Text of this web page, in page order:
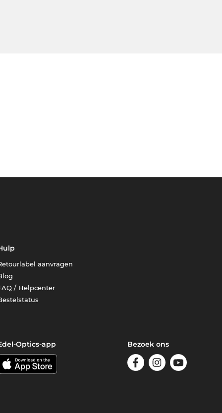
aanvragen
/ Helpcenter
Optics-app Bezoek ons